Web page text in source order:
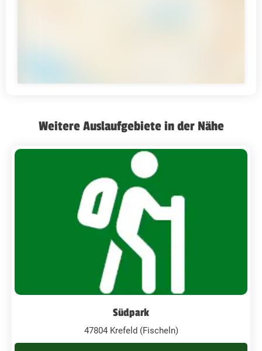
Weitere Auslaufgebiete in der Nähe
Südpark
47804 Krefeld (Fischeln)